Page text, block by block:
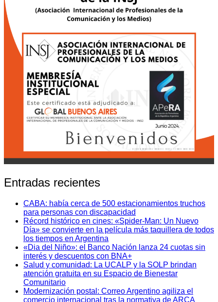
Entradas recientes
CABA: había cerca de 500 estacionamientos truchos
para personas con discapacidad
Récord histórico en cines: «Spider-Man: Un Nuevo
Día» se convierte en la película más taquillera de todos
los tiempos en Argentina
«Dia del Niño»: el Banco Nación lanza 24 cuotas sin
interés y descuentos con BNA+
Salud y comunidad: La UCALP y la SOLP brindan
atención gratuita en su Espacio de Bienestar
Comunitario
Modernización postal: Correo Argentino agiliza el
comercio internacional tras la normativa de ARCA